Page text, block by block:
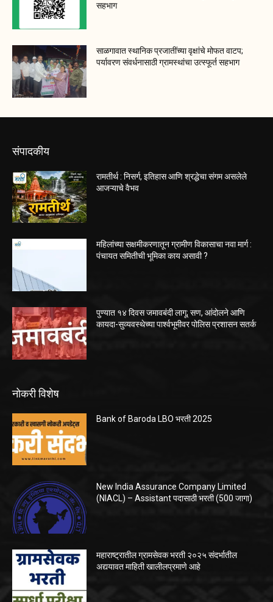
सहभाग
साळगावात स्थानिक प्रजातींच्या वृक्षांचे मोफत वाटप;
पर्यावरण संवर्धनासाठी ग्रामस्थांचा उत्स्फूर्त सहभाग
संपादकीय
रामतीर्थ : निसर्ग, इतिहास आणि श्रद्धेचा संगम असलेले
आजऱ्याचे वैभव
महिलांच्या सक्षमीकरणातून ग्रामीण विकासाचा नवा मार्ग :
पंचायत समितीची भूमिका काय असावी ?
पुण्यात १४ दिवस जमावबंदी लागू; सण, आंदोलने आणि
कायदा-सुव्यवस्थेच्या पार्श्वभूमीवर पोलिस प्रशासन सतर्क
नोकरी विशेष
Bank of Baroda LBO भरती 2025
New India Assurance Company Limited
(NIACL) – Assistant पदासाठी भरती (500 जागा)
महाराष्ट्रातील ग्रामसेवक भरती २०२५ संदर्भातील
अद्ययावत माहिती खालीलप्रमाणे आहे